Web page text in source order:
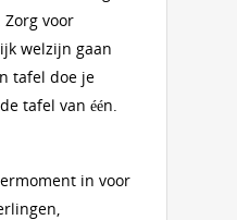
Zorg voor
welzijn gaan
tafel doe je
tafel van één.
in voor